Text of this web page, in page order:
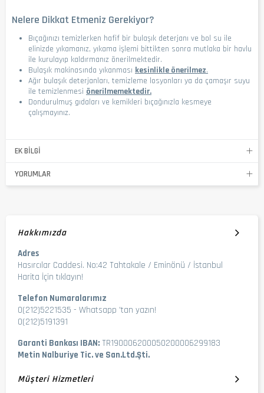
Nelere Dikkat Etmeniz Gerekiyor?
Bıçağınızı temizlerken hafif bir bulaşık deterjanı ve bol su ile
elinizde yıkamanız, yıkama işlemi bittikten sonra mutlaka bir havlu
ile kurulayıp kaldırmanız önerilmektedir.
Bulaşık makinasında yıkanması kesinlikle önerilmez.
Ağır bulaşık deterjanları, temizleme losyonları ya da çamaşır suyu
ile temizlenmesi önerilmemektedir.
Dondurulmuş gıdaları ve kemikleri bıçağınızla kesmeye
çalışmayınız.
EK BILGI
YORUMLAR
Hakkımızda
Adres
Hasırcılar Caddesi. No:42 Tahtakale / Eminönü / İstanbul
Harita İçin tıklayın!
Telefon Numaralarımız
0(212)5221535 - Whatsapp 'tan yazın!
0(212)5191391
Garanti Bankası IBAN: TR190006200050200006299183
Metin Nalburiye Tic. ve San.Ltd.Şti.
Müşteri Hizmetleri